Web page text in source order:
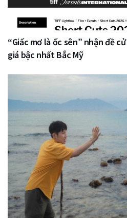
“Giấc mơ là ốc sên” nhận đề
giá bậc nhất Bắc Mỹ